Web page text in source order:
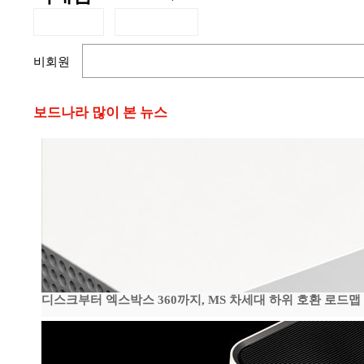
비회원
보드나라 많이 본 뉴스
디스크부터 엑스박스 360까지, MS 차세대 하위 호환 로드맵